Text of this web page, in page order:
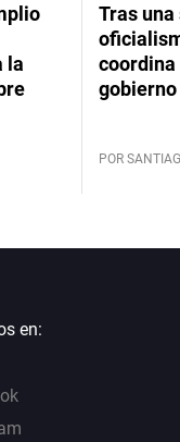
la
Tras
coordina
POR
en: